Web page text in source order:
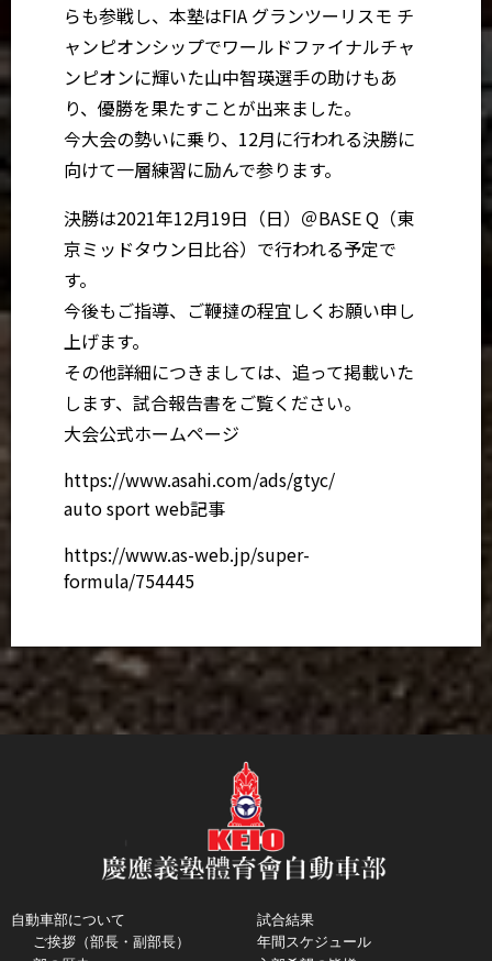
らも参戦し、本塾はFIA グランツーリスモ チ
ャンピオンシップでワールドファイナルチャ
ンピオンに輝いた山中智瑛選手の助けもあ
り、優勝を果たすことが出来ました。
今大会の勢いに乗り、12月に行われる決勝に
向けて一層練習に励んで参ります。
決勝は2021年12月19日（日）＠BASE Q（東
京ミッドタウン日比谷）で行われる予定で
す。
今後もご指導、ご鞭撻の程宜しくお願い申し
上げます。
その他詳細につきましては、追って掲載いた
します、試合報告書をご覧ください。
大会公式ホームページ
https://www.asahi.com/ads/gtyc/
auto sport web記事
https://www.as-web.jp/super-
formula/754445
自動車部について
ご挨拶（部長・副部長）
試合結果
年間スケジュール